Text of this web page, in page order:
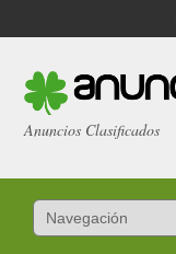
Anuncios Clasificados